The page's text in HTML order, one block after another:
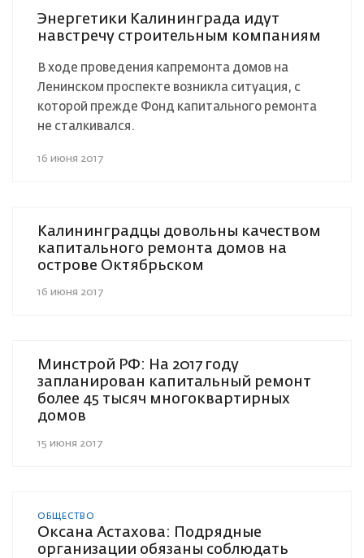
Энергетики Калининграда идут
навстречу строительным компаниям
В ходе проведения капремонта домов на
Ленинском проспекте возникла ситуация, с
которой прежде Фонд капитального ремонта
не сталкивался.
16 июня 2017
Калининградцы довольны качеством
капитального ремонта домов на
острове Октябрьском
16 июня 2017
Минстрой РФ: На 2017 году
запланирован капитальный ремонт
более 45 тысяч многоквартирных
домов
15 июня 2017
ОБЩЕСТВО
Оксана Астахова: Подрядные
организации обязаны соблюдать